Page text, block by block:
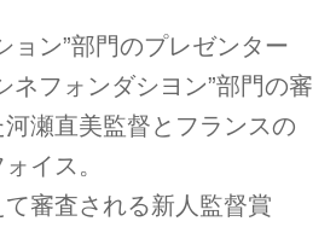
ョン”部門のプレゼンター
ネフォンダシヨン”部門の審
瀬直美監督とフランスの
イス。
審査される新人監督賞